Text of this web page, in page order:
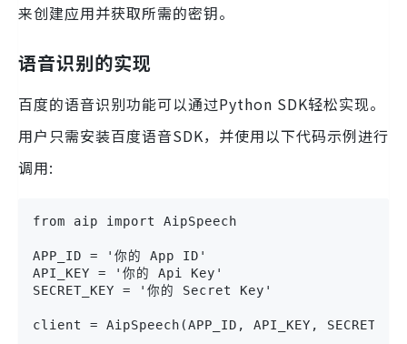
来创建应用并获取所需的密钥。
语音识别的实现
百度的语音识别功能可以通过Python SDK轻松实现。
用户只需安装百度语音SDK，并使用以下代码示例进行
调用:
from aip import AipSpeech
APP_ID = '你的 App ID'
API_KEY = '你的 Api Key'
SECRET_KEY = '你的 Secret Key'
client = AipSpeech(APP_ID, API_KEY,